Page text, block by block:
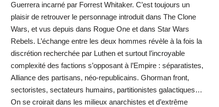
Guerrera incarné par Forrest Whitaker. C’est toujours un
plaisir de retrouver le personnage introduit dans The Clone
Wars, et vus depuis dans Rogue One et dans Star Wars
Rebels. L’échange entre les deux hommes révèle à la fois la
discrétion recherchée par Luthen et surtout l’incroyable
complexité des factions s’opposant à l’Empire : séparatistes,
Alliance des partisans, néo-republicains. Ghorman front,
sectoristes, sectateurs humains, partitionistes galactiques…
On se croirait dans les milieux anarchistes et d’extrême